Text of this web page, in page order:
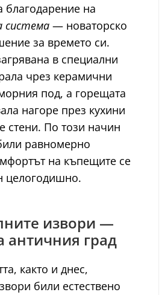
благодарение на
система — новаторско
за времето си.
в специални
чрез керамични
под, а горещата
нагоре през кухини
стени. По този начин
равномерно
на къпещите се
целогодишно.
извори —
античния град
както и днес,
били естествено